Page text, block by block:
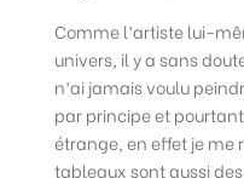
Comme l’artiste lui-
univers, il y a sans
n’ai jamais voulu
par principe et
étrange, en effet je me
tableaux sont aussi